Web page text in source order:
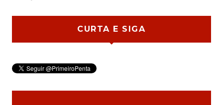
CURTA E SIGA